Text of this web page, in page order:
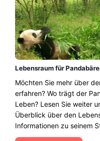
Lebensraum für
Möchten Sie mehr über
erfahren? Wo trägt der
Leben? Lesen Sie weiter
Überblick über den
Informationen zu seinem